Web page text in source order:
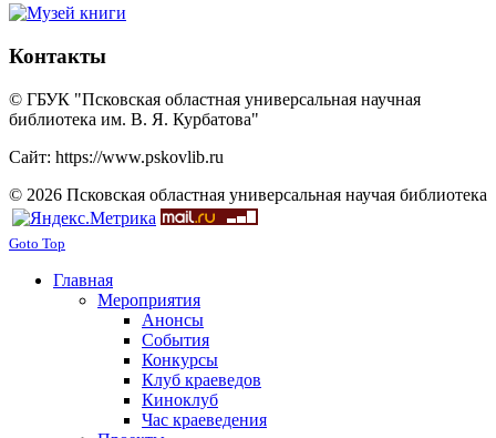
Контакты
© ГБУК "Псковская областная универсальная научная
библиотека им. В. Я. Курбатова"
Сайт: https://www.pskovlib.ru
© 2026 Псковская областная универсальная научая библиотека
Goto Top
Главная
Мероприятия
Анонсы
События
Конкурсы
Клуб краеведов
Киноклуб
Час краеведения